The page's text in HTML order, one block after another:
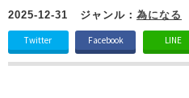
2025-12-31 ジャンル： 為になる
Twitter Facebook LINE